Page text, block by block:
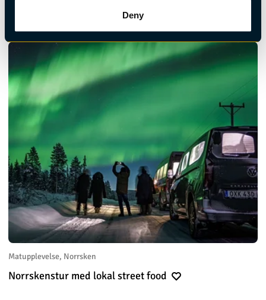
Deny
Norrskensjakt och älgkorv BBQ
Matupplevelse, Norrsken
Norrskenstur med lokal street food